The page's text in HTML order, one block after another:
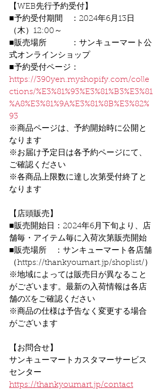
【WEB先行予約受付】
■予約受付期間　：2024年6月13日
（木）12:00～
■販売場所　　　：サンキューマート公
式オンラインショップ
■予約受付ページ：
https://390yen.myshopify.com/colle
ctions/%E3%81%93%E3%81%B3%E3%81
%A8%E3%81%9A%E3%81%8B%E3%82%
93
※商品ページは、予約開始時に公開と
なります
※お届け予定日は各予約ページにて、
ご確認ください
※各商品上限数に達し次第受付終了と
なります
【店頭販売】
■販売開始日：2024年6月下旬より、店
舗毎・アイテム毎に入荷次第販売開始
■販売場所　：サンキューマート各店舗
（https://thankyoumart.jp/shoplist/）
※地域によっては販売日が異なること
がございます。最新の入荷情報は各店
舗のXをご確認ください
※商品の仕様は予告なく変更する場合
がございます
【お問合せ】
サンキューマートカスタマーサービス
センター
https://thankyoumart.jp/contact